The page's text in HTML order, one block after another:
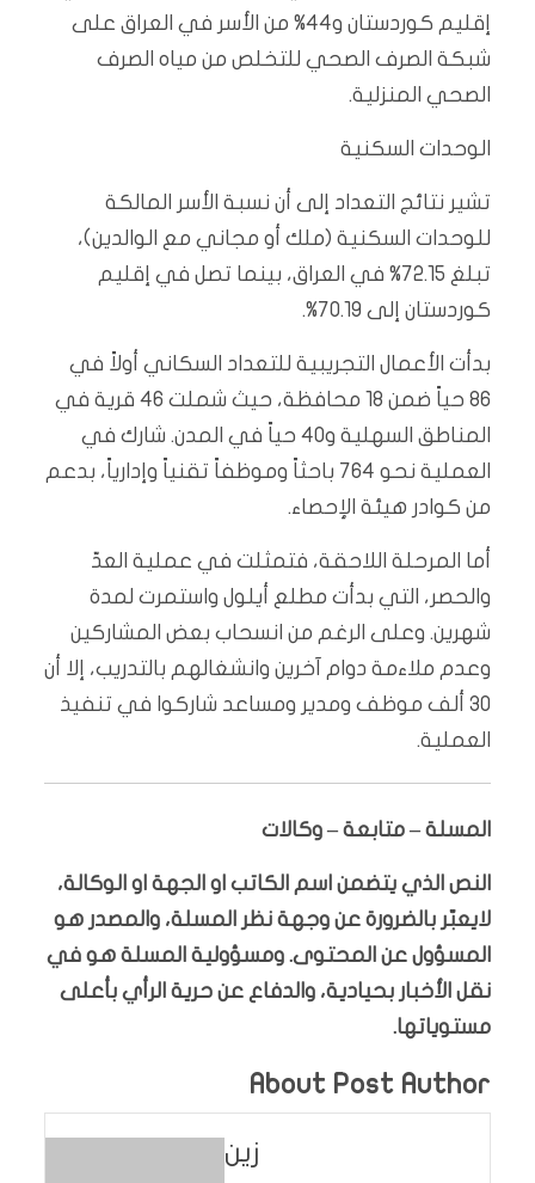
إقليم كوردستان و44% من الأسر في العراق على
شبكة الصرف الصحي للتخلص من مياه الصرف
الصحي المنزلية.
الوحدات السكنية
تشير نتائج التعداد إلى أن نسبة الأسر المالكة
للوحدات السكنية (ملك أو مجاني مع الوالدين)،
تبلغ 72.15% في العراق، بينما تصل في إقليم
كوردستان إلى 70.19%.
بدأت الأعمال التجريبية للتعداد السكاني أولاً في
86 حياً ضمن 18 محافظة، حيث شملت 46 قرية في
المناطق السهلية و40 حياً في المدن. شارك في
العملية نحو 764 باحثاً وموظفاً تقنياً وإدارياً، بدعم
من كوادر هيئة الإحصاء.
أما المرحلة اللاحقة، فتمثلت في عملية العدّ
والحصر، التي بدأت مطلع أيلول واستمرت لمدة
شهرين. وعلى الرغم من انسحاب بعض المشاركين
وعدم ملاءمة دوام آخرين وانشغالهم بالتدريب، إلا أن
30 ألف موظف ومدير ومساعد شاركوا في تنفيذ
العملية.
المسلة – متابعة – وكالات
النص الذي يتضمن اسم الكاتب او الجهة او الوكالة،
لايعبّر بالضرورة عن وجهة نظر المسلة، والمصدر هو
المسؤول عن المحتوى. ومسؤولية المسلة هو في
نقل الأخبار بحيادية، والدفاع عن حرية الرأي بأعلى
مستوياتها.
About Post Author
زين